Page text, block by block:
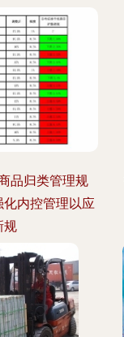
品归类管理规
内控管理以应
规